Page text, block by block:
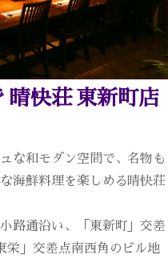
晴快荘 東新町店
な和モダン空間で、名物も
海鮮料理を楽しめる晴快荘
路通沿い、「東新町」交差
栄」交差点南西角のビル地